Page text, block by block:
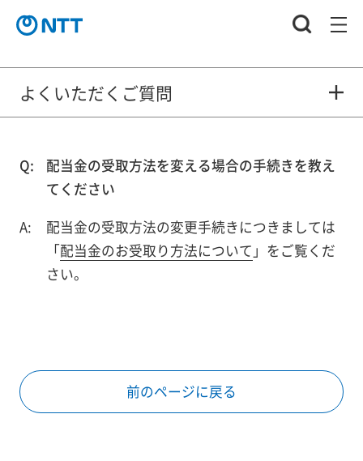
よくいただくご質問
配当金の受取方法を変える場合の手続きを教え
てください
配当金の受取方法の変更手続きにつきましては
「配当金のお受取り方法について 」をご覧くだ
さい。
前のページに戻る